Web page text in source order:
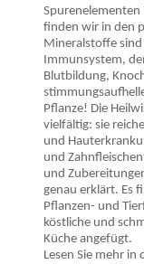
Spurenelementen
finden wir in den
Mineralstoffe
Immunsystem,
Blutbildung,
Pflanze! Die
vielfältig: sie
und
und
und
genau erklärt. Es
Pflanzen- und
köstliche und
Küche angefügt.
Lesen Sie mehr in